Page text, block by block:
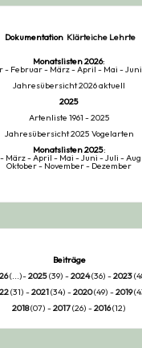
Dokumentation Klärteiche Lehrte
Monatslisten2026:
- Februar- März-April - Mai -Juni
Jahresübersicht 2026 aktuell
2025
Artenliste 1961 - 2025
Jahresübersicht 2025 Vogelarten
Monatslisten2025:
März-April - Mai -Juni -Juli -
Oktober- November- Dezember
Beiträge
(...)-2025(39) -2024(36) -2023
(31) -2021(34) -2020(49) -2019
2018(07) -2017(26) -2016(12)